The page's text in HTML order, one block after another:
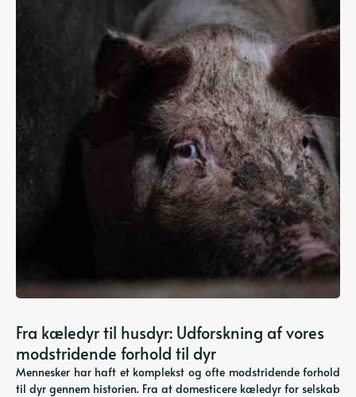
Fra kæledyr til husdyr: Udforskning af vores
modstridende forhold til dyr
Mennesker har haft et komplekst og ofte modstridende forhold
til dyr gennem historien. Fra at domesticere kæledyr for selskab